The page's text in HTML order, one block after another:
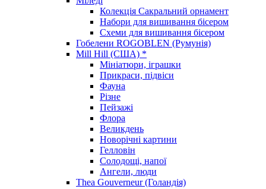
Колекція Сакральний орнамент
Набори для вишивання бісером
Схеми для вишивання бісером
Гобелени ROGOBLEN (Румунія)
Mill Hill (США) *
Мініатюри, іграшки
Прикраси, підвіси
Фауна
Різне
Пейзажі
Флора
Великдень
Новорічні картини
Гелловін
Солодощі, напої
Ангели, люди
Thea Gouverneur (Голандія)